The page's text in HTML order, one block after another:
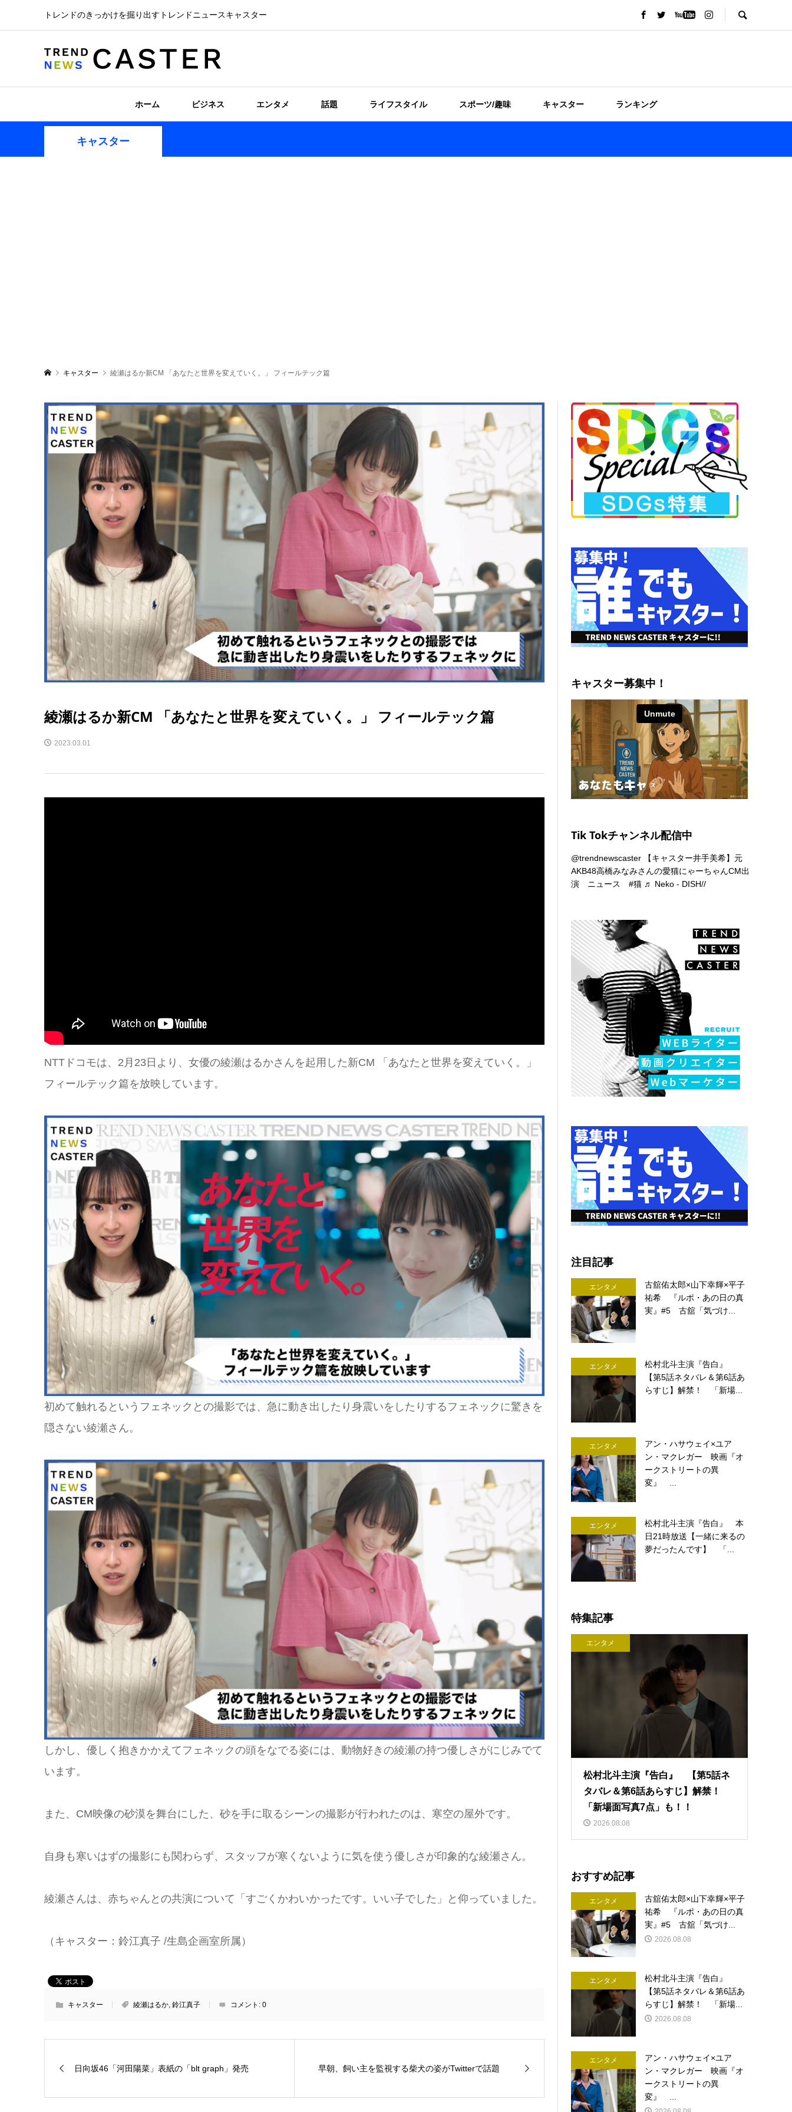
トレンドのきっかけを掘り出すトレンドニュースキャスター
ホーム ビジネス エンタメ 話題 ライフスタイル スポーツ/趣味 キャスター ランキング
キャスター
キャスター 綾瀬はるか新CM 「あなたと世界を変えていく。」 フィールテック篇
綾瀬はるか新CM 「あなたと世界を変えていく。」 フィールテック篇
2023.03.01
NTTドコモは、2月23日より、女優の綾瀬はるかさんを起用した新CM 「あなたと世界を変えていく。」
フィールテック篇を放映しています。
初めて触れるというフェネックとの撮影では、急に動き出したり身震いをしたりするフェネックに驚きを
隠さない綾瀬さん。
しかし、優しく抱きかかえてフェネックの頭をなでる姿には、動物好きの綾瀬の持つ優しさがにじみでて
います。
また、CM映像の砂漠を舞台にした、砂を手に取るシーンの撮影が行われたのは、寒空の屋外です。
自身も寒いはずの撮影にも関わらず、スタッフが寒くないように気を使う優しさが印象的な綾瀬さん。
綾瀬さんは、赤ちゃんとの共演について「すごくかわいかったです。いい子でした」と仰っていました。
（キャスター：鈴江真子 /生島企画室所属）
キャスター 綾瀬はるか, 鈴江真子 コメント: 0
日向坂46「河田陽菜」表紙の「blt graph」発売 早朝、飼い主を監視する柴犬の姿がTwitterで話題
キャスター募集中！
Tik Tokチャンネル配信中
@trendnewscaster 【キャスター井手美希】元
AKB48高橋みなみさんの愛猫にゃーちゃんCM出
演 ニュース#猫 ♬ Neko - DISH//
注目記事
エンタメ
古舘佑太郎×山下幸輝×平子
祐希 『ルポ・あの日の真
実』#5 古舘「気づけ...
エンタメ
松村北斗主演『告白』
【第5話ネタバレ＆第6話あ
らすじ】解禁！ 「新場...
エンタメ
アン・ハサウェイ×ユア
ン・マクレガー 映画『オ
ークストリートの異
変』 ...
エンタメ
松村北斗主演『告白』 本
日21時放送【一緒に来るの
夢だったんです】 「...
特集記事
エンタメ
松村北斗主演『告白』 【第5話ネ
タバレ＆第6話あらすじ】解禁！
「新場面写真7点」も！！
2026.08.08
おすすめ記事
エンタメ
古舘佑太郎×山下幸輝×平子
祐希 『ルポ・あの日の真
実』#5 古舘「気づけ...
2026.08.08
エンタメ
松村北斗主演『告白』
【第5話ネタバレ＆第6話あ
らすじ】解禁！ 「新場...
2026.08.08
エンタメ
アン・ハサウェイ×ユア
ン・マクレガー 映画『オ
ークストリートの異
変』 ...